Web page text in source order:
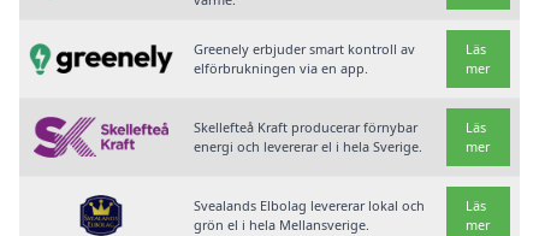
Greenely erbjuder smart kontroll av
elförbrukningen via en app.
Läs
mer
Skellefteå Kraft producerar förnybar
energi och levererar el i hela Sverige.
Läs
mer
Svealands Elbolag levererar lokal och
grön el i hela Mellansverige.
Läs
mer